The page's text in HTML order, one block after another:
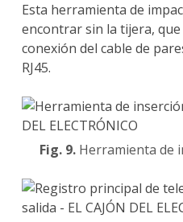
Esta herramienta de
encontrar sin la tijera, que
conexión del cable de
RJ45.
Fig. 9. Herramienta de